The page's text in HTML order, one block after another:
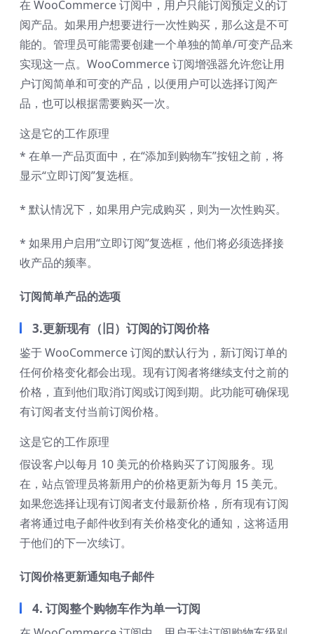
在 WooCommerce 订阅中，用户只能订阅预定义的订
阅产品。如果用户想要进行一次性购买，那么这是不可
能的。管理员可能需要创建一个单独的简单/可变产品来
实现这一点。WooCommerce 订阅增强器允许您让用
户订阅简单和可变的产品，以便用户可以选择订阅产
品，也可以根据需要购买一次。
这是它的工作原理
* 在单一产品页面中，在“添加到购物车”按钮之前，将
显示“立即订阅”复选框。
* 默认情况下，如果用户完成购买，则为一次性购买。
* 如果用户启用“立即订阅”复选框，他们将必须选择接
收产品的频率。
订阅简单产品的选项
3.更新现有（旧）订阅的订阅价格
鉴于 WooCommerce 订阅的默认行为，新订阅订单的
任何价格变化都会出现。现有订阅者将继续支付之前的
价格，直到他们取消订阅或订阅到期。此功能可确保现
有订阅者支付当前订阅价格。
这是它的工作原理
假设客户以每月 10 美元的价格购买了订阅服务。现
在，站点管理员将新用户的价格更新为每月 15 美元。
如果您选择让现有订阅者支付最新价格，所有现有订阅
者将通过电子邮件收到有关价格变化的通知，这将适用
于他们的下一次续订。
订阅价格更新通知电子邮件
4. 订阅整个购物车作为单一订阅